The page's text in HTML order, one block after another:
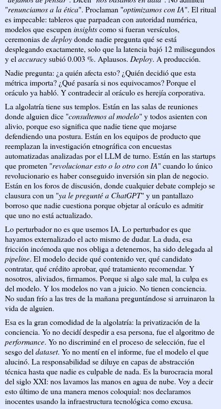
"renunciamos a la ética". Proclaman "optimizamos con IA". El ritual
es impecable: tableros que parpadean con autoridad numérica,
modelos que escupeninsightscomo si fueran versículos,
ceremonias dedeploydonde nadie pregunta qué se está
desplegando exactamente, solo que la latencia bajó 12 milisegundos
y elaccuracysubió 0.003 %. Aplausos. Deploy. A producción.
Nadie pregunta: ¿a quién afecta esto? ¿Quién decidió que esta
métrica importa? ¿Qué pasaría si nos equivocamos? Porque el
oráculo ya habló. Y contradecir al oráculo es herejía corporativa.
La algolatría tiene sus templos. Están en las salas de reuniones
donde alguien dice "consultemos al modelo" y todos asienten con
alivio, porque eso significa que nadie tiene que mojarse
defendiendo una postura. Están en los equipos de producto que
reemplazan la investigación etnográfica con encuestas
automatizadas analizadas por el LLM de turno. Están en las startups
que prometen "revolucionar esto o lo otro con IA" cuando lo único
revolucionario es haber conseguido inversión sin plan de negocio.
Están en los foros de discusión, donde cualquier debate complejo se
clausura con un "ya le pregunté a ChatGPT" y un pantallazo
borroso que nadie cuestiona porque objetar al oráculo es admitir
que uno no está actualizado.
Lo perturbador no es que usemos IA. Lo perturbador es que
hayamos externalizado el acto mismo de dudar. La duda, esa
fricción incómoda que nos obliga a detenernos, ha sido delegada al
pipeline. El modelo decide qué contenido ver, qué candidato
contratar, qué crédito aprobar, qué tratamiento recomendar. Y
nosotros, aliviados, firmamos. Porque si algo sale mal, la culpa es
del modelo. Y los modelos no van a juicio. No tienen conciencia.
No sudan frío a las tres de la mañana preguntándose si arruinaron la
vida de alguien.
Esa es la gran comodidad de la algolatría: la privatización de la
conciencia. Yo no decidí despedir a esa persona, fue el algoritmo de
performance. Yo no discriminé en el proceso de selección, fue el
sesgo deldataset. Yo no mentí en el informe, fue el modelo el que
alucinó. La responsabilidad se diluye en capas de abstracción
técnica hasta que nadie es culpable de nada. Es la burocracia moral
del siglo XXI: nos lavamos las manos en agua de nube. Voy a decir
esto último de una manera menos coloquial: nos declaramos
inocentes usando la infraestructura tecnológica como excusa.